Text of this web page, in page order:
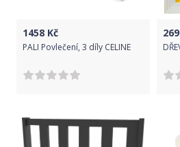
1458 Kč
PALI Povlečení, 3 díly CELINE
269